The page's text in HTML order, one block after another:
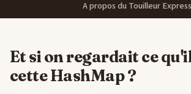
A propos du Touilleur Express
Et si on regardait ce
cette HashMap ?